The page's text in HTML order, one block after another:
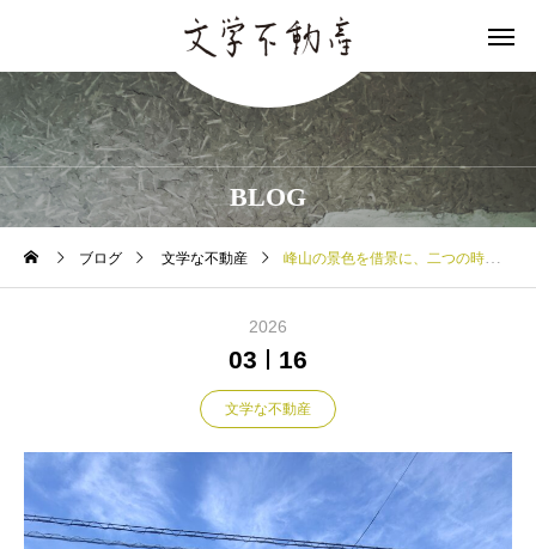
BLOG
ブログ 文学な不動産 峰山の景色を借景に、二つの時間が流れる住まい
2026
03 16
文学な不動産